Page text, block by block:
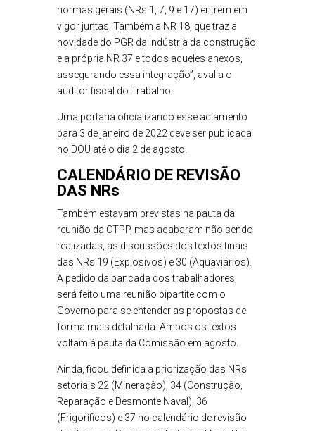
normas gerais (NRs 1, 7, 9 e 17) entrem em
vigor juntas. Também a NR 18, que traz a
novidade do PGR da indústria da construção
e a própria NR 37 e todos aqueles anexos,
assegurando essa integração”, avalia o
auditor fiscal do Trabalho.
Uma portaria oficializando esse adiamento
para 3 de janeiro de 2022 deve ser publicada
no DOU até o dia 2 de agosto.
CALENDÁRIO DE REVISÃO
DAS NRs
Também estavam previstas na pauta da
reunião da CTPP, mas acabaram não sendo
realizadas, as discussões dos textos finais
das NRs 19 (Explosivos) e 30 (Aquaviários).
A pedido da bancada dos trabalhadores,
será feito uma reunião bipartite com o
Governo para se entender as propostas de
forma mais detalhada. Ambos os textos
voltam à pauta da Comissão em agosto.
Ainda, ficou definida a priorização das NRs
setoriais 22 (Mineração), 34 (Construção,
Reparação e Desmonte Naval), 36
(Frigoríficos) e 37 no calendário de revisão